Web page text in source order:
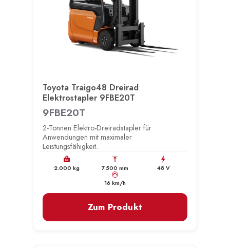
Toyota Traigo48 Dreirad
Elektrostapler 9FBE20T
9FBE20T
2-Tonnen Elektro-Dreiradstapler für
Anwendungen mit maximaler
Leistungsfähigkeit.
kg
2.000 kg 7.500 mm 48 V
km/h
16 km/h
Zum Produkt